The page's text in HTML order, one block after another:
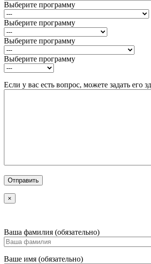
Выберите программу
Выберите программу
Выберите программу
Выберите программу
Если у вас есть вопрос, можете задать его
×
Ваша фамилия (обязательно)
Ваше имя (обязательно)